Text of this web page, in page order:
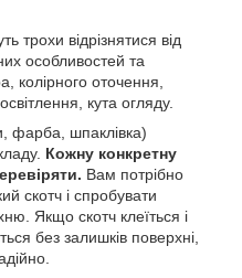
трохи відрізнятися від
особливостей та
колірного оточення,
кута огляду.
фарба, шпаклівка)
Кожну конкретну
Вам потрібно
скотч і спробувати
Якщо скотч клеїться і
без залишків поверхні,